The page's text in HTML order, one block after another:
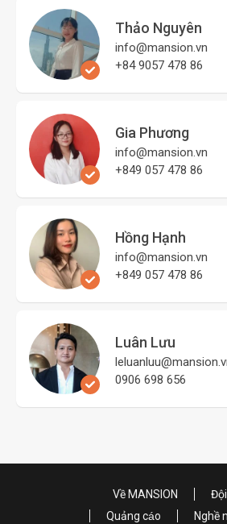
Thảo Nguyên
info@mansion.vn
+84 9057 478 86
Gia Phương
info@mansion.vn
+849 057 478 86
Hồng Hạnh
info@mansion.vn
+849 057 478 86
Luân Lưu
0906 698 656
Về MANSION
Quảng cáo
Nghề